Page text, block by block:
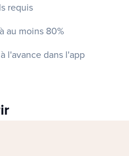
requis
au moins 80%
l'avance dans l'app